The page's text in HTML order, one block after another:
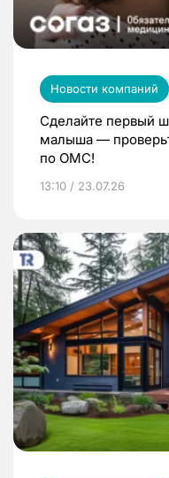
Новости компаний
Сделайте первый
малыша —
по ОМС!
13:10 / 23.07.26